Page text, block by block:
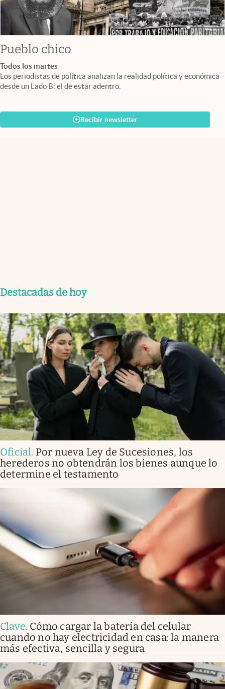
Pueblo chico
Todos los martes
Los periodistas de política analizan la realidad política y económica
desde un Lado B: el de estar adentro.
Recibir newsletter
Destacadas de hoy
Oficial. Por nueva Ley de Sucesiones, los
herederos no obtendrán los bienes aunque lo
determine el testamento
Clave. Cómo cargar la batería del celular
cuando no hay electricidad en casa: la manera
más efectiva, sencilla y segura